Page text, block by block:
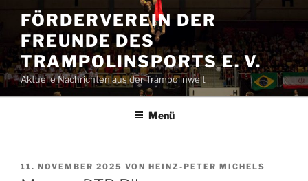
Inhalt
springen
FÖRDERVEREIN DER
FREUNDE DES
TRAMPOLINSPORTS E. V.
Aktuelle Nachrichten aus der Trampolinwelt
Menü
VERÖFFENTLICHT
AM
11. NOVEMBER 2025 VON HEINZ-PETER MICHELS